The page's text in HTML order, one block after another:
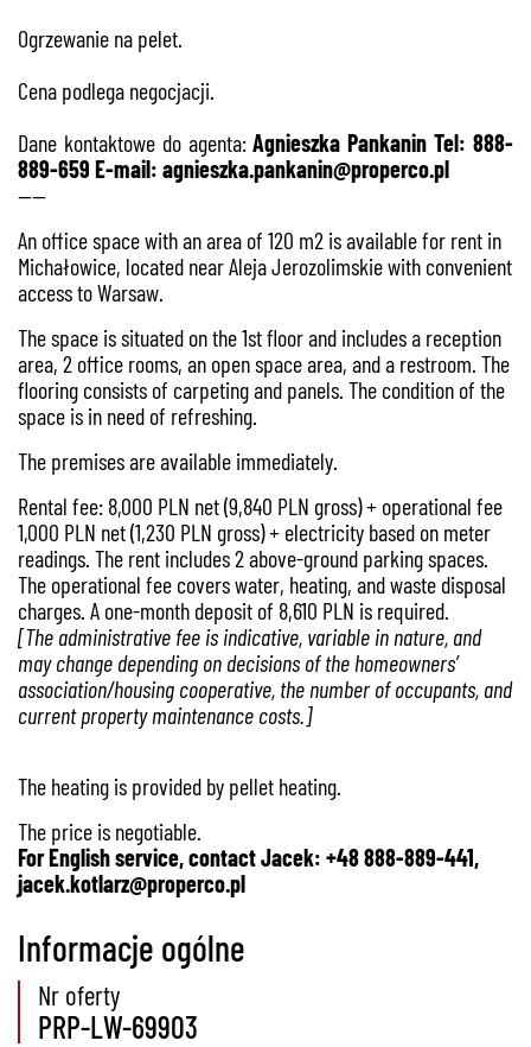
Ogrzewanie na pelet.
Cena podlega negocjacji.
Dane kontaktowe do agenta:Agnieszka Pankanin Tel: 888-
889-659 E-mail: agnieszka.pankanin@properco.pl
----
An office space with an area of 120 m2 is available for rent in
Michałowice, located near Aleja Jerozolimskie with convenient
access to Warsaw.
The space is situated on the 1st floor and includes a reception
area, 2 office rooms, an open space area, and a restroom. The
flooring consists of carpeting and panels. The condition of the
space is in need of refreshing.
The premises are available immediately.
Rental fee: 8,000 PLN net (9,840 PLN gross) + operational fee
1,000 PLN net (1,230 PLN gross) + electricity based on meter
readings. The rent includes 2 above-ground parking spaces.
The operational fee covers water, heating, and waste disposal
charges. A one-month deposit of 8,610 PLN is required.
[The administrative fee is indicative, variable in nature, and
may change depending on decisions of the homeowners’
association/housing cooperative, the number of occupants, and
current property maintenance costs.]
The heating is provided by pellet heating.
The price is negotiable.
For English service, contact Jacek: +48 888-889-441,
jacek.kotlarz@properco.pl
Informacje ogólne
Nr oferty
PRP-LW-69903